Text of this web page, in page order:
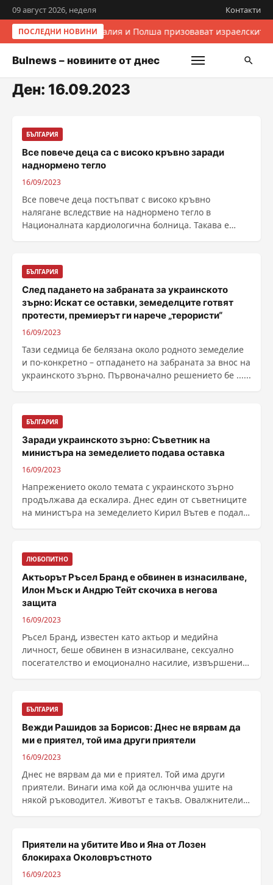
09 август 2026, неделя Контакти
ПОСЛЕДНИ НОВИНИИталия и Полша призовават
Bulnews – новините от днес
Ден: 16.09.2023
БЪЛГАРИЯ
Все повече деца са с високо кръвно заради
наднормено тегло
16/09/2023
Все повече деца постъпват с високо кръвно
налягане вследствие на наднормено тегло в
Националната кардиологична болница. Такава е
БЪЛГАРИЯ
След падането на забраната за украинското
зърно: Искат се оставки, земеделците готвят
протести, премиерът ги нарече „терористи“
16/09/2023
Тази седмица бе белязана около родното земеделие
и по-конкретно – отпадането на забраната за внос на
украинското зърно. Първоначално решението бе ......
БЪЛГАРИЯ
Заради украинското зърно: Съветник на
министъра на земеделието подава оставка
16/09/2023
Напрежението около темата с украинското зърно
продължава да ескалира. Днес един от съветниците
на министъра на земеделието Кирил Вътев е подал
ЛЮБОПИТНО
Актьорът Ръсел Бранд е обвинен в изнасилване,
Илон Мъск и Андрю Тейт скочиха в негова
защита
16/09/2023
Ръсел Бранд, известен като актьор и медийна
личност, беше обвинен в изнасилване, сексуално
посегателство и емоционално насилие, извършени в
БЪЛГАРИЯ
Вежди Рашидов за Борисов: Днес не вярвам да
ми е приятел, той има други приятели
16/09/2023
Днес не вярвам да ми е приятел. Той има други
приятели. Винаги има кой да ослюнчва ушите на
някой ръководител. Животът е такъв. Овалжнители
Приятели на убитите Иво и Яна от Лозен
блокираха Околовръстното
16/09/2023